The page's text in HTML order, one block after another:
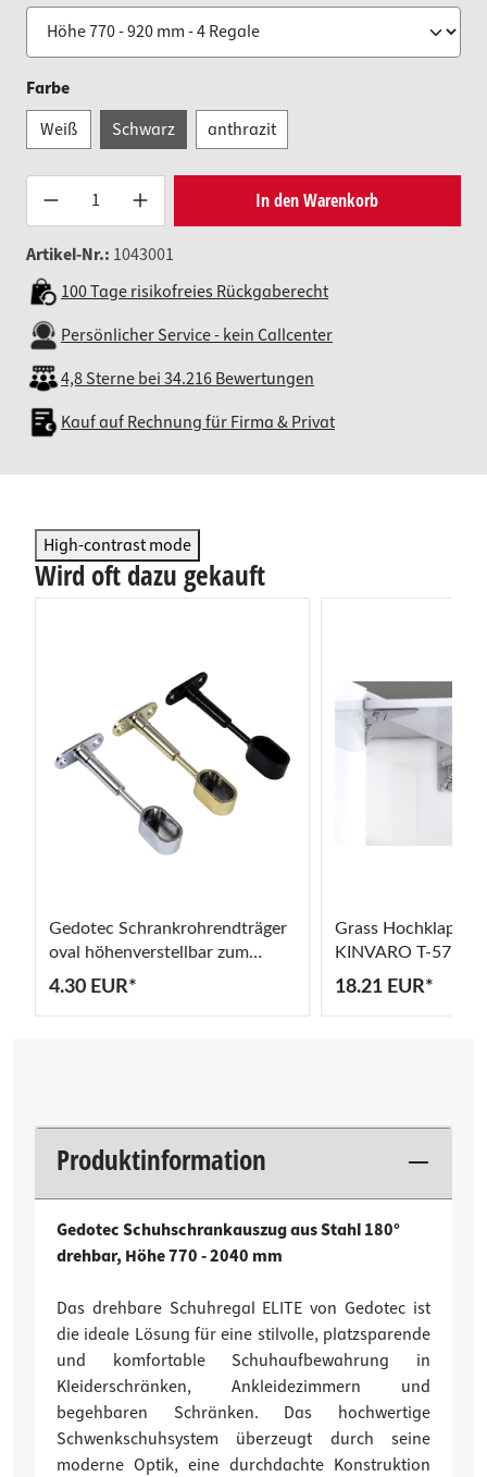
Farbeauswählen
Weiß
Schwarz anthrazit
Produkt Anzahl: Gib den
In den Warenkorb
Artikel-Nr.: 1043001
100 Tage risikofreies Rückgaberecht
Persönlicher Service - kein Callcenter
4,8 Sterne bei 34.216 Bewertungen
Kauf auf Rechnung für Firma & Privat
High-contrast mode
Wird oft dazu gekauft
Gedotec Schrankrohrendträger
oval höhenverstellbar zum
Schrauben unter den
4.30 EUR*
Grass
KINVARO T-57,
einstellbar 75° oder
18.21 EUR*
Produktinformation
Gedotec Schuhschrankauszug aus Stahl 180°
drehbar, Höhe 770 - 2040 mm
Das drehbare Schuhregal ELITE von Gedotec ist
die ideale Lösung für eine stilvolle, platzsparende
und komfortable Schuhaufbewahrung in
Kleiderschränken, Ankleidezimmern und
begehbaren Schränken. Das hochwertige
Schwenkschuhsystem überzeugt durch seine
moderne Optik, eine durchdachte Konstruktion